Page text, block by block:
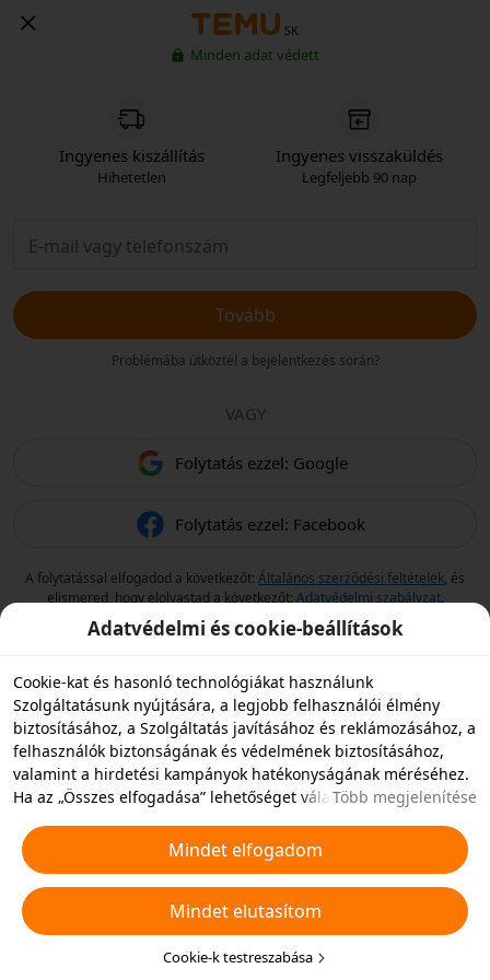
SK
Minden adat védett
Ingyenes kiszállítás
Hihetetlen
Ingyenes visszaküldés
Legfeljebb 90 nap
Tovább
Problémába ütköztél a bejelentkezés során?
VAGY
Folytatás ezzel: Google
Folytatás ezzel: Facebook
A folytatással elfogadod a következőt: Általános szerződési feltételek, és
elismered, hogy elolvastad a következőt: Adatvédelmi szabályzat.
Adatvédelmi és cookie-beállítások
Cookie-kat és hasonló technológiákat használunk
Szolgáltatásunk nyújtására, a legjobb felhasználói élmény
biztosításához, a Szolgáltatás javításához és reklámozásához, a
felhasználók biztonságának és védelmének biztosításához,
valamint a hirdetési kampányok hatékonyságának méréséhez.
Ha az „Összes elfogadása” lehetőséget választja, akkor
hasonló technológiákat tároljunk az eszközén hirdetési célokra.
Elutasíthatja az összes nem alapvető cookie-t, vagy az alábbi
„Cookie-k testreszabása” gombra kattintva vagy az adatvédelmi
beállításoknál bármikor kiválaszthatja, hogy mely típusú
cookie-kat szeretné elfogadni vagy letiltani. További
Cookie-kra és hasonló technológiákra
Több megjelenítése
Mindet elfogadom
Mindet elutasítom
Cookie-k testreszabása